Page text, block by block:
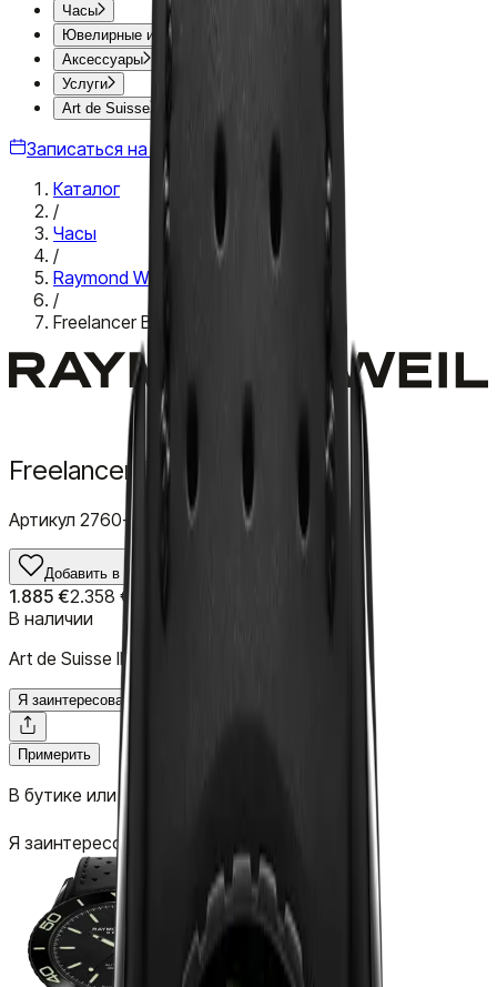
Часы
Ювелирные изделия
Аксессуары
Услуги
Art de Suisse
Записаться на встречу
Каталог
/
Часы
/
Raymond Weil
/
Freelancer Black
Freelancer Black
Артикул 2760-SB1-20001
Добавить в избранное
1.885 €2.358 €
В наличии
Art de Suisse II
Я заинтересован
Примерить
В бутике или у вас дома
Я заинтересован